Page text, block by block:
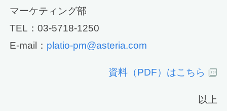
マーケティング部
TEL：03-5718-1250
E-mail： platio-pm@asteria.com
資料（PDF）はこちら
以上